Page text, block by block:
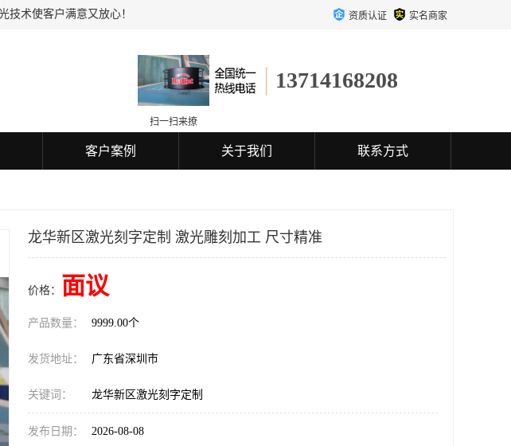
技术使客户满意又放心！ 资质认证 实名商家
13714168208
扫一扫来撩
客户案例 关于我们 联系方式
龙华新区激光刻字定制 激光雕刻加工 尺寸精准
价格： 面议
产品数量： 9999.00个
发货地址： 广东省深圳市
关键词： 龙华新区激光刻字定制
发布日期： 2026-08-08